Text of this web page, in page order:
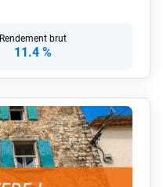
Rendement brut
11.4 %